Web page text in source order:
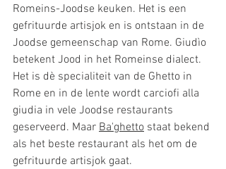
Romeins-Joodse keuken. Het is een
gefrituurde artisjok en is ontstaan ​​in de
Joodse gemeenschap van Rome. Giudìo
betekent Jood in het Romeinse dialect.
Het is dè specialiteit van de Ghetto in
Rome en in de lente wordt carciofi alla
giudia in vele Joodse restaurants
geserveerd. Maar Ba'ghetto staat bekend
als het beste restaurant als het om de
gefrituurde artisjok gaat.